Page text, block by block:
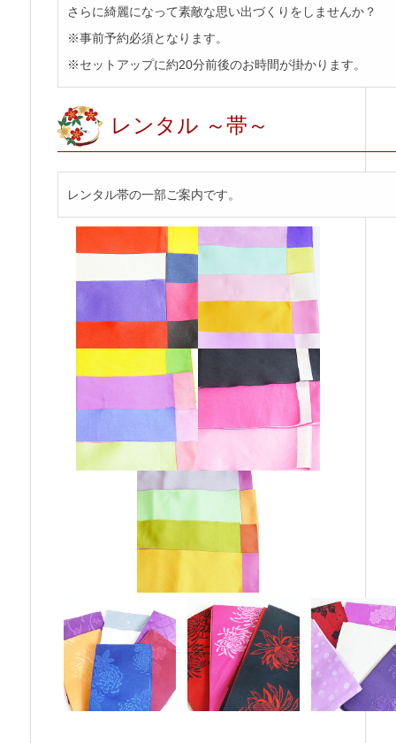
さらに綺麗になって素敵な思い出づくりをしませんか？
※事前予約必須となります。
※セットアップに約20分前後のお時間が掛かります。
レンタル ～帯～
レンタル帯の一部ご案内です。